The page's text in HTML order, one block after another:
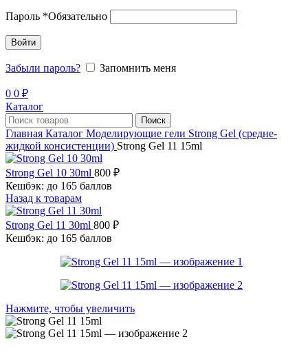
Пароль *Обязательно
Войти
Забыли пароль? Запомнить меня
0 0 ₽
Каталог
Поиск
Главная Каталог Моделирующие гели Strong Gel (средне-
жидкой консистенции) Strong Gel 11 15ml
Strong Gel 10 30ml 800 ₽
Кешбэк: до 165 баллов
Назад к товарам
Strong Gel 11 30ml 800 ₽
Кешбэк: до 165 баллов
Нажмите, чтобы увеличить